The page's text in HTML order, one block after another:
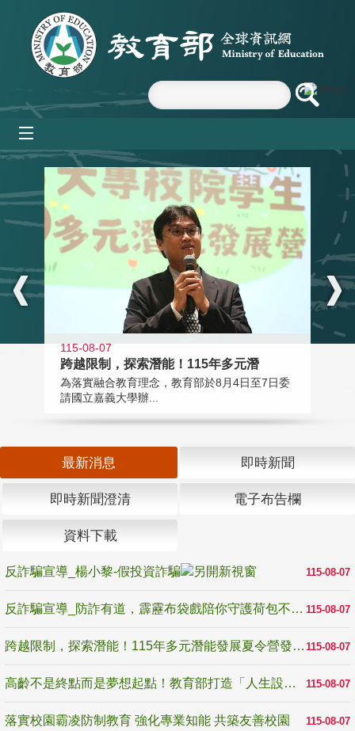
跳到主要內容區塊
:::
115-08-07
跨越限制，探索潛能！115年多元潛
為落實融合教育理念，教育部於8月4日至7日委
請國立嘉義大學辦...
最新消息 即時新聞
即時新聞澄清 電子布告欄
資料下載
115-08-07
反詐騙宣導_楊小黎-假投資詐騙
115-08-07
反詐騙宣導_防詐有道，霹靂布袋戲陪你守護荷包不受騙
115-08-07
跨越限制，探索潛能！115年多元潛能發展夏令營發掘生命無限可能
115-08-07
高齡不是終點而是夢想起點！教育部打造「人生設計夢工場」 參展第3屆高齡健康產業博覽會
115-08-07
落實校園霸凌防制教育 強化專業知能 共築友善校園